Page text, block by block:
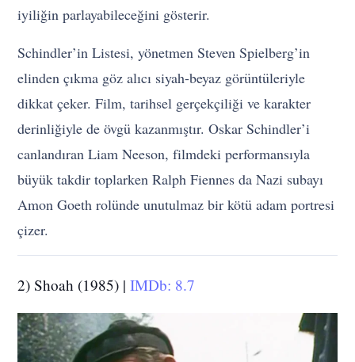
iyiliğin parlayabileceğini gösterir.
Schindler’in Listesi, yönetmen Steven Spielberg’in
elinden çıkma göz alıcı siyah-beyaz görüntüleriyle
dikkat çeker. Film, tarihsel gerçekçiliği ve karakter
derinliğiyle de övgü kazanmıştır. Oskar Schindler’i
canlandıran Liam Neeson, filmdeki performansıyla
büyük takdir toplarken Ralph Fiennes da Nazi subayı
Amon Goeth rolünde unutulmaz bir kötü adam portresi
çizer.
2) Shoah (1985) |IMDb: 8.7